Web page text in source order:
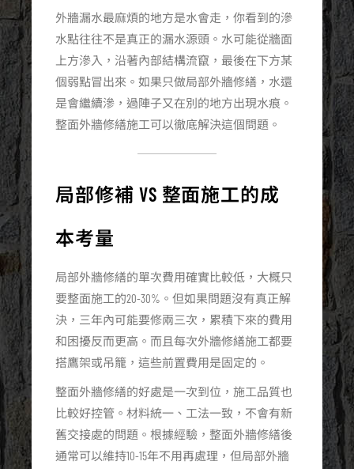
外牆漏水最麻煩的地方是水會走，你看到的滲
水點往往不是真正的漏水源頭。水可能從牆面
上方滲入，沿著內部結構流竄，最後在下方某
個弱點冒出來。如果只做局部外牆修繕，水還
是會繼續滲，過陣子又在別的地方出現水痕。
整面外牆修繕施工可以徹底解決這個問題。
局部修補 VS 整面施工的成
本考量
局部外牆修繕的單次費用確實比較低，大概只
要整面施工的20-30%。但如果問題沒有真正解
決，三年內可能要修兩三次，累積下來的費用
和困擾反而更高。而且每次外牆修繕施工都要
搭鷹架或吊籠，這些前置費用是固定的。
整面外牆修繕的好處是一次到位，施工品質也
比較好控管。材料統一、工法一致，不會有新
舊交接處的問題。根據經驗，整面外牆修繕後
通常可以維持10-15年不用再處理，但局部外牆